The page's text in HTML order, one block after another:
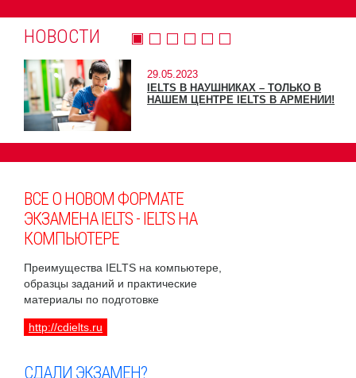
НОВОСТИ
29.05.2023
IELTS В НАУШНИКАХ – ТОЛЬКО В
НАШЕМ ЦЕНТРЕ IELTS В АРМЕНИИ!
ВСЕ О НОВОМ ФОРМАТЕ
ЭКЗАМЕНА IELTS - IELTS НА
КОМПЬЮТЕРЕ
Преимущества IELTS на компьютере,
образцы заданий и практические
материалы по подготовке
http://cdielts.ru
СДАЛИ ЭКЗАМЕН?